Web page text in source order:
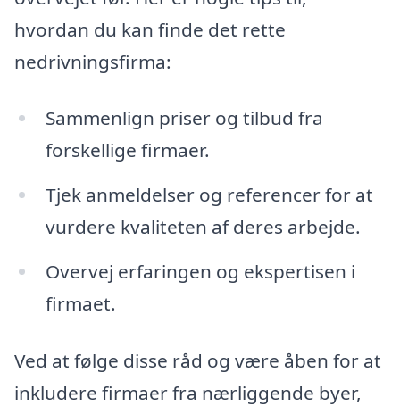
hvordan du kan finde det rette
nedrivningsfirma:
Sammenlign priser og tilbud fra
forskellige firmaer.
Tjek anmeldelser og referencer for at
vurdere kvaliteten af deres arbejde.
Overvej erfaringen og ekspertisen i
firmaet.
Ved at følge disse råd og være åben for at
inkludere firmaer fra nærliggende byer,